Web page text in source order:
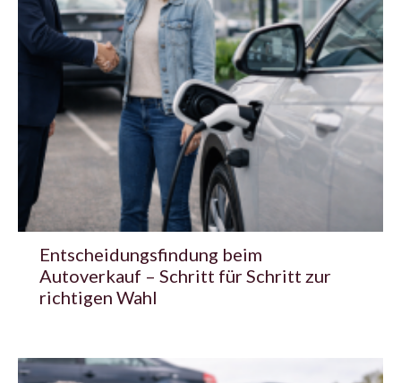
Entscheidungsfindung beim
Autoverkauf – Schritt für Schritt zur
richtigen Wahl